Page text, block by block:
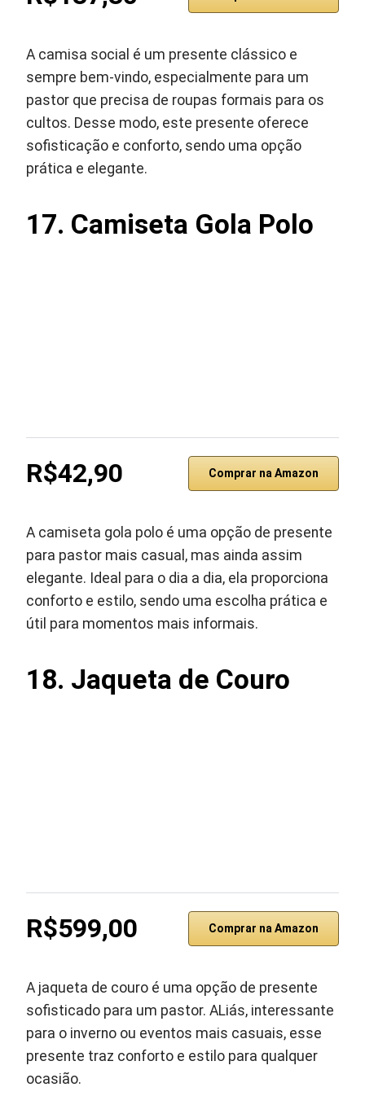
A camisa social é um presente clássico e
sempre bem-vindo, especialmente para um
pastor que precisa de roupas formais para os
cultos. Desse modo, este presente oferece
sofisticação e conforto, sendo uma opção
prática e elegante.
17. Camiseta Gola Polo
R$42,90 Comprar na Amazon
A camiseta gola polo é uma opção de presente
para pastor mais casual, mas ainda assim
elegante. Ideal para o dia a dia, ela proporciona
conforto e estilo, sendo uma escolha prática e
útil para momentos mais informais.
18. Jaqueta de Couro
R$599,00 Comprar na Amazon
A jaqueta de couro é uma opção de presente
sofisticado para um pastor. ALiás, interessante
para o inverno ou eventos mais casuais, esse
presente traz conforto e estilo para qualquer
ocasião.